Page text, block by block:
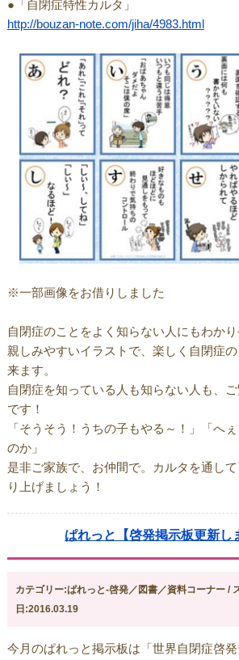
●「自閉症特性カルタ」
http://bouzan-note.com/jiha/4983.html
※一部画像をお借りしました
自閉症のことをよく知らない人にもわかり
親しみやすいイラストで、楽しく自閉症
来ます。
自閉症を知っている人も知らない人も、
です！
「そうそう！うちの子もやる～！」「へ
のか」
是非ご家族で、お仲間で。カルタを通し
り上げましょう！
ぱれっと【啓発掲示板更新し
カテゴリー:ぱれっと-啓発／図書／資料コーナー /
日:2016.03.19
今月のぱれっと掲示板は「世界自閉症啓発